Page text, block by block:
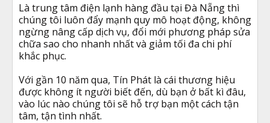
Là trung tâm điện lạnh hàng đầu tại Đà Nẵng thì
chúng tôi luôn đẩy mạnh quy mô hoạt động, không
ngừng nâng cấp dịch vụ, đổi mới phương pháp sửa
chữa sao cho nhanh nhất và giảm tối đa chi phí
khắc phục.
Với gần 10 năm qua, Tín Phát là cái thương hiệu
được không ít người biết đến, dù bạn ở bất kì đâu,
vào lúc nào chúng tôi sẽ hỗ trợ bạn một cách tận
tâm, tận tình nhất.